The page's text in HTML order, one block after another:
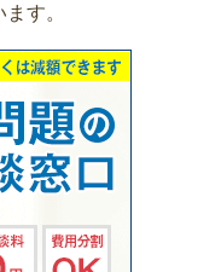
す。